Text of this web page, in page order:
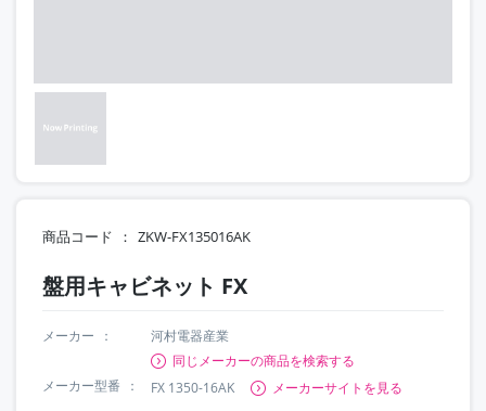
商品コード ZKW-FX135016AK
盤用キャビネット FX
メーカー
河村電器産業
同じメーカーの商品を検索する
メーカー型番
FX 1350-16AK メーカーサイトを見る